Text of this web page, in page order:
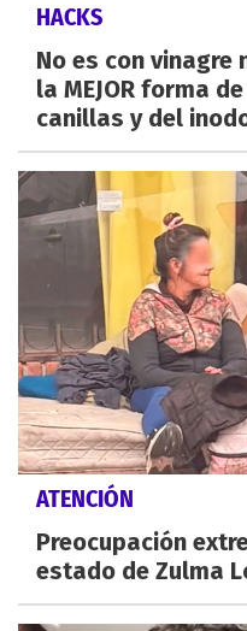
HACKS
No es con
la MEJOR forma
canillas y del
ATENCIÓN
Preocupación
estado de Zulma